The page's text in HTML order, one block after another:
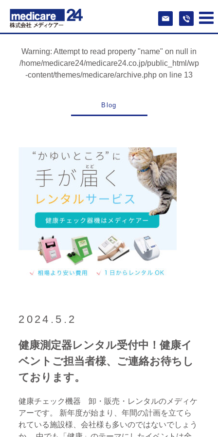
Warning: Attempt to read property "name" on null in
/home/medicare24/medicare24.co.jp/public_html/wp
-content/themes/medicare/archive.php on line 13
2024.5.2
健康測定器レンタル受付中！健康イ
ベントご担当者様、ご連絡お待ちし
ております。
健康チェック機器 卸・販売・レンタルのメディケ
アーです。 新年度が始まり、年間の計画を立てら
れている施設様、会社様も多いのではないでしょう